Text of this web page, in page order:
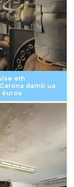
eth
damb ua
èuros